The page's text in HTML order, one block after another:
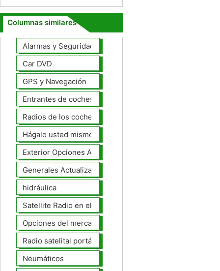
Columnas similares
Alarmas y Seguridad
Car DVD
GPS y Navegación
Entrantes de coches
Radios de los coches
Hágalo usted mismo Mejoras Auto
Exterior Opciones Aftermarket
Generales Actualizaciones Auto
hidráulica
Satellite Radio en el tablero
Opciones del mercado de accesorios del interior
Radio satelital portátil
Neumáticos